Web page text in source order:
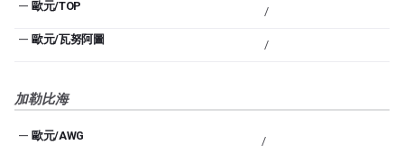
— 歐元/TOP /
— 歐元/瓦努阿圖 /
加勒比海
— 歐元/AWG /